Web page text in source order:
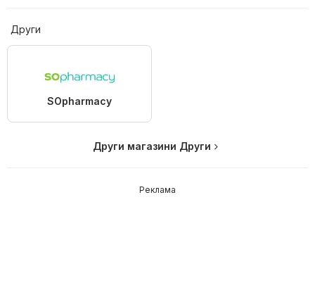
Други
SOpharmacy
Други магазини Други
Реклама